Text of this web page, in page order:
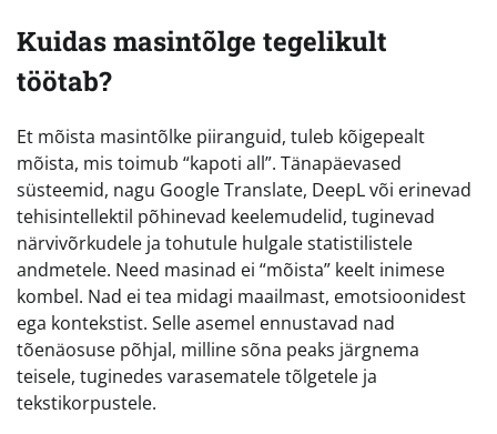
Kuidas masintõlge tegelikult
töötab?
Et mõista masintõlke piiranguid, tuleb kõigepealt
mõista, mis toimub “kapoti all”. Tänapäevased
süsteemid, nagu Google Translate, DeepL või erinevad
tehisintellektil põhinevad keelemudelid, tuginevad
närvivõrkudele ja tohutule hulgale statistilistele
andmetele. Need masinad ei “mõista” keelt inimese
kombel. Nad ei tea midagi maailmast, emotsioonidest
ega kontekstist. Selle asemel ennustavad nad
tõenäosuse põhjal, milline sõna peaks järgnema
teisele, tuginedes varasematele tõlgetele ja
tekstikorpustele.